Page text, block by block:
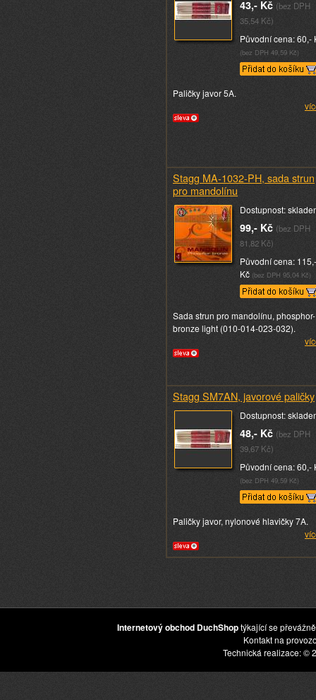
43,- Kč (bez DPH
35,54 Kč)
Původní cena: 60,-
(bez DPH 49,59 Kč)
Paličky javor 5A.
Stagg MA-1032-PH, sada strun
pro mandolínu
Dostupnost:
99,- Kč (bez DPH
81,82 Kč)
Původní cena: 115,-
Kč (bez DPH 95,04 Kč)
Sada strun pro mandolínu, phosphor-
bronze light (010-014-023-032).
Stagg SM7AN, javorové paličky
Dostupnost:
48,- Kč (bez DPH
39,67 Kč)
Původní cena: 60,-
(bez DPH 49,59 Kč)
Paličky javor, nylonové hlavičky 7A.
Internetový obchod DuchShoptýkající se
Kontakt na
Technická realizace: ©